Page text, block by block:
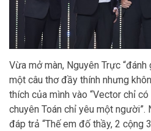
Vừa mở màn, Nguyên Trực
một câu thơ đầy thính nhưng
thích của mình vào “Vector chỉ
chuyên Toán chỉ yêu một
đáp trả “Thế em đố thầy, 2 cộng